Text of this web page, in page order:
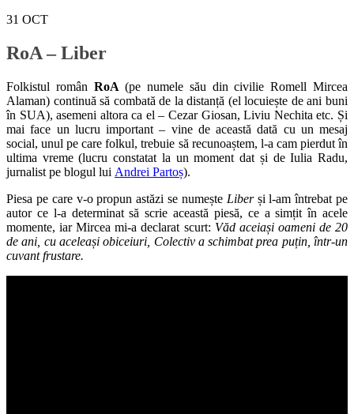
31 OCT
RoA – Liber
Folkistul român RoA (pe numele său din civilie Romell Mircea
Alaman) continuă să combată de la distanță (el locuiește de ani buni
în SUA), asemeni altora ca el – Cezar Giosan, Liviu Nechita etc. Și
mai face un lucru important – vine de această dată cu un mesaj
social, unul pe care folkul, trebuie să recunoaștem, l-a cam pierdut în
ultima vreme (lucru constatat la un moment dat și de Iulia Radu,
jurnalist pe blogul lui Andrei Partoș).
Piesa pe care v-o propun astăzi se numește Liber și l-am întrebat pe
autor ce l-a determinat să scrie această piesă, ce a simțit în acele
momente, iar Mircea mi-a declarat scurt: Văd aceiași oameni de 20
de ani, cu aceleași obiceiuri, Colectiv a schimbat prea puțin, într-un
cuvant frustare.